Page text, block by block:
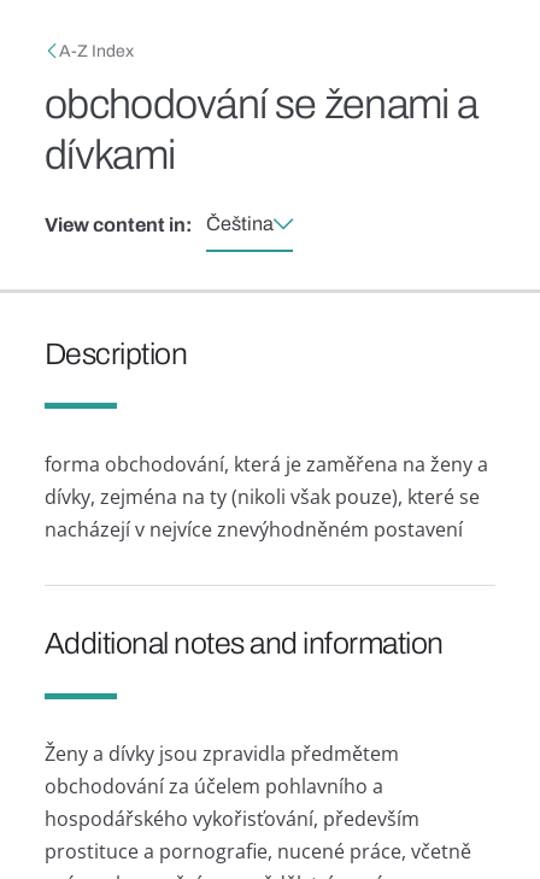
Breadcrumb
A-Z Index
obchodování se ženami a
dívkami
View content in: Čeština
Description
forma obchodování, která je zaměřena na ženy a
dívky, zejména na ty (nikoli však pouze), které se
nacházejí v nejvíce znevýhodněném postavení
Additional notes and information
Ženy a dívky jsou zpravidla předmětem
obchodování za účelem pohlavního a
hospodářského vykořisťování, především
prostituce a pornografie, nucené práce, včetně